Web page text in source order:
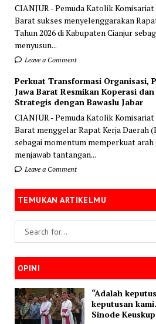
CIANJUR - Pemuda Katolik Komisariat
Barat sukses menyelenggarakan
Tahun 2026 di Kabupaten Cianjur
menyusun...
Leave a Comment
Perkuat Transformasi Organisasi,
Jawa Barat Resmikan Koperasi
Strategis dengan Bawaslu Jabar
CIANJUR - Pemuda Katolik Komisariat
Barat menggelar Rapat Kerja Daerah
sebagai momentum memperkuat
menjawab tantangan...
Leave a Comment
TEMUKAN ARTIKELMU
OPINI
“Adalah
keputusan
Sinode